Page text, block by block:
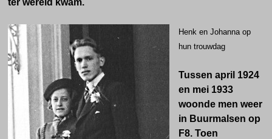
ter wereld kwam.
Henk en Johanna op
hun trouwdag
Tussen april 1924
en mei 1933
woonde men weer
in Buurmalsen op
F8. Toen